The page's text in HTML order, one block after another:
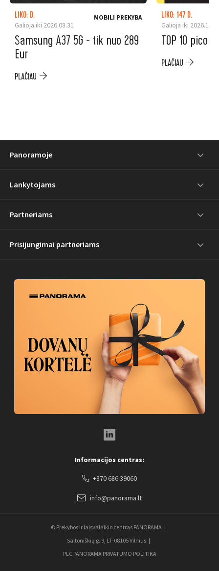
LIKO: D.
Galioja iki 2026.08.31
MOBILI PREKYBA
Samsung A37 5G - tik nuo 289
Eur
PLAČIAU
LIKO: 147 D.
Galioja iki
TOP 10
PLAČIAU
Panoramoje
Lankytojams
Partneriams
Prisijungimai partneriams
Informacijos centras:
+370 686 39060
info@panorama.lt
© Prekybos ir laisvalaikio centras PANORAMA
Saltoniškių g. 9, LT-08105 Vilnius
PLC PANORAMA PRIVATUMO POLITIKA